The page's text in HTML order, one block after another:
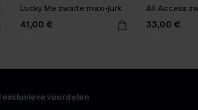
Lucky Me zwarte maxi-jurk
41,00 €
All Access
33,00 €
voordelen